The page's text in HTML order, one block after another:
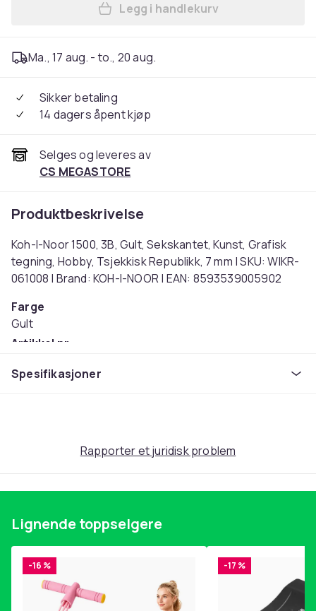
Legg Koh-I-Noor 1500, 3B,
Legg i handlekurv
Ma., 17 aug. - to., 20 aug.
Sikker betaling
14 dagers åpent kjøp
Selges og leveres av
CS MEGASTORE
Produktbeskrivelse
Koh-I-Noor 1500, 3B, Gult, Sekskantet, Kunst, Grafisk
tegning, Hobby, Tsjekkisk Republikk, 7 mm | SKU: WIKR-
061008 | Brand: KOH-I-NOOR | EAN: 8593539005902
Farge
Gult
Artikkel nr.
Spesifikasjoner
Rapporter et juridisk problem
Lignende toppselgere
-16 % -17 %